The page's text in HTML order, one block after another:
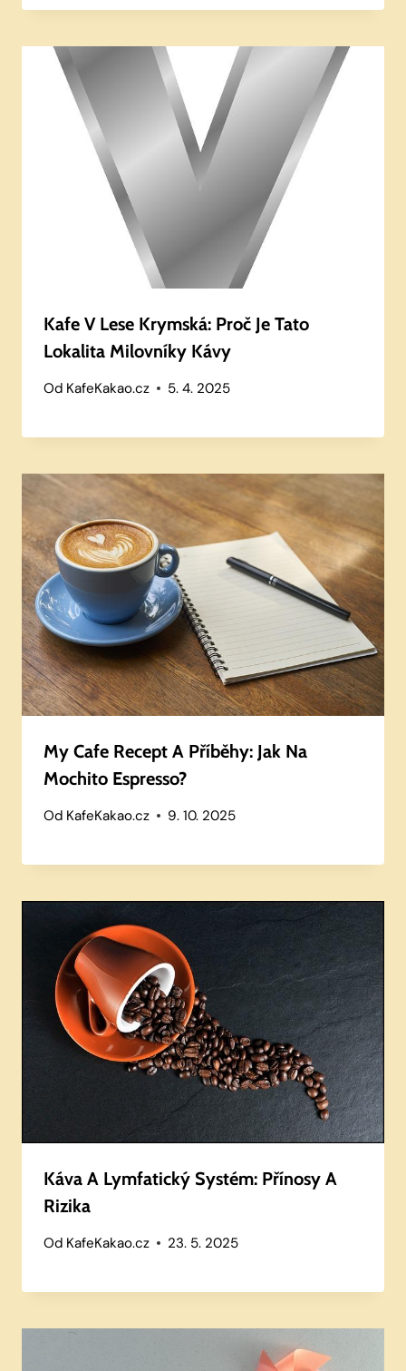
Kafe V Lese Krymská: Proč Je Tato
Lokalita Milovníky Kávy
Od KafeKakao.cz 5. 4. 2025
My Cafe Recept A Příběhy: Jak Na
Mochito Espresso?
Od KafeKakao.cz 9. 10. 2025
Káva A Lymfatický Systém: Přínosy A
Rizika
Od KafeKakao.cz 23. 5. 2025